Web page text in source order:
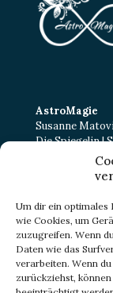
Um dir ein optimales
wie Cookies, um
zuzugreifen. Wenn
Daten wie das
verarbeiten. Wenn
zurückziehst,
AstroMagie
Susanne
Die Spiegelin |
Kurt-
38102
IMPRESSUM